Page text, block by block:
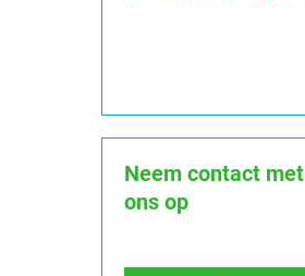
Neem contact met
ons op